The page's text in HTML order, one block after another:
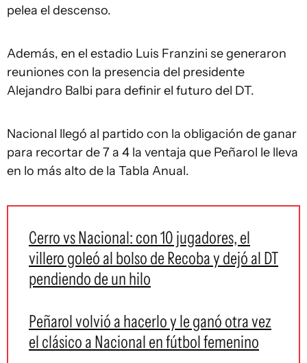
pelea el descenso.
Además, en el estadio Luis Franzini se generaron
reuniones con la presencia del presidente
Alejandro Balbi para definir el futuro del DT.
Nacional llegó al partido con la obligación de ganar
para recortar de 7 a 4 la ventaja que Peñarol le lleva
en lo más alto de la Tabla Anual.
Cerro vs Nacional: con 10 jugadores, el
villero goleó al bolso de Recoba y dejó al DT
pendiendo de un hilo
Peñarol volvió a hacerlo y le ganó otra vez
el clásico a Nacional en fútbol femenino